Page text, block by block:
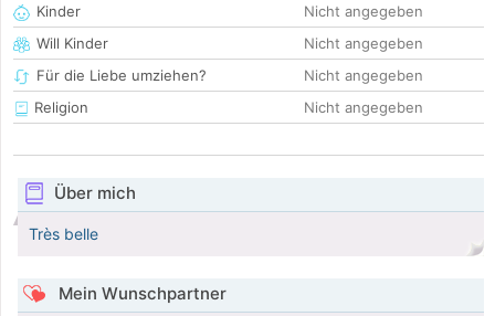
Kinder
Nicht angegeben
Will Kinder
Nicht angegeben
Für die Liebe umziehen?
Nicht angegeben
Religion
Nicht angegeben
Über mich
Très belle
Mein Wunschpartner